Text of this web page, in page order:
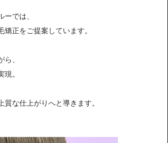
では、
正をご提案しています。
、
。
な仕上がりへと導きます。